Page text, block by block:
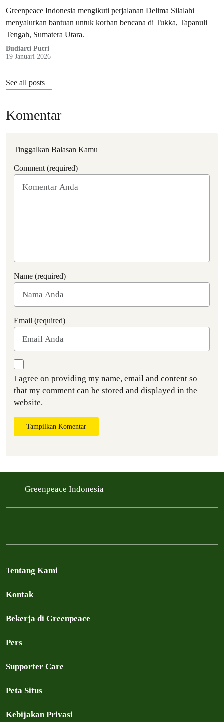
Greenpeace Indonesia mengikuti perjalanan Delima Silalahi
menyalurkan bantuan untuk korban bencana di Tukka, Tapanuli
Tengah, Sumatera Utara.
Budiarti Putri
19 Januari 2026
See all posts
Komentar
Tinggalkan Balasan Kamu
Comment (required)
Name (required)
Email (required)
I agree on providing my name, email and content so
that my comment can be stored and displayed in the
website.
Tampilkan Komentar
Greenpeace Indonesia
Tentang Kami
Kontak
Bekerja di Greenpeace
Pers
Supporter Care
Peta Situs
Kebijakan Privasi